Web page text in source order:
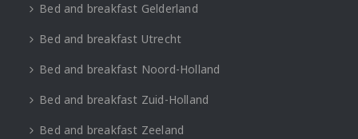
Bed and breakfast Gelderland
Bed and breakfast Utrecht
Bed and breakfast Noord-Holland
Bed and breakfast Zuid-Holland
Bed and breakfast Zeeland